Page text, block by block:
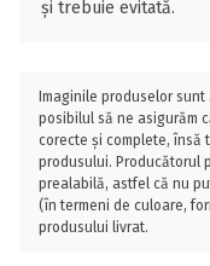
și trebuie evitată.
Imaginile produselor
posibilul să ne asigurăm
corecte și complete, însă
produsului. Producătorul
prealabilă, astfel că nu
(în termeni de culoare,
produsului livrat.